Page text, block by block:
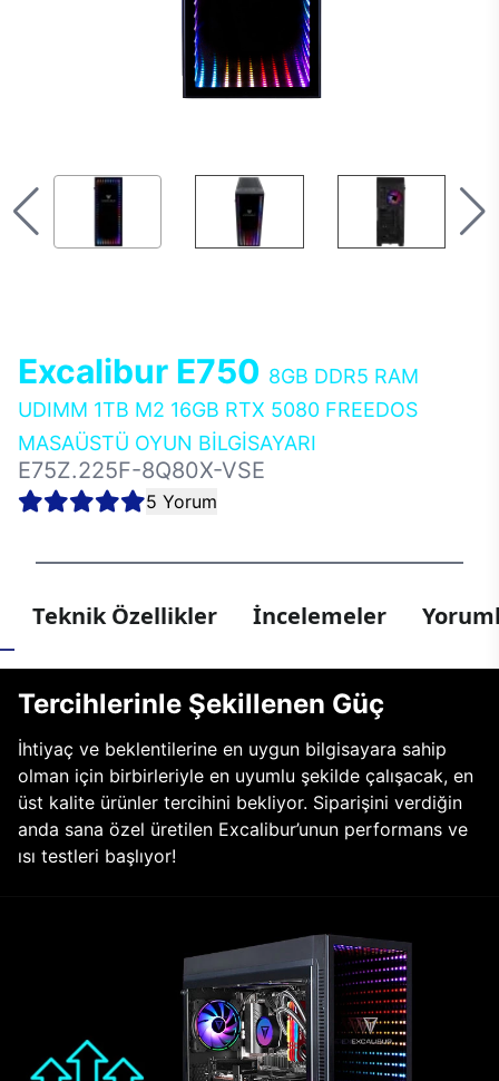
Excalibur E750 8GB DDR5 RAM
UDIMM 1TB M2 16GB RTX 5080 FREEDOS
MASAÜSTÜ OYUN BİLGİSAYARI
E75Z.225F-8Q80X-VSE
5 Yorum
Teknik Özellikler İncelemeler
Tercihlerinle Şekillenen Güç
İhtiyaç ve beklentilerine en uygun bilgisayara sahip
olman için birbirleriyle en uyumlu şekilde çalışacak, en
üst kalite ürünler tercihini bekliyor. Siparişini verdiğin
anda sana özel üretilen Excalibur’unun performans ve
ısı testleri başlıyor!